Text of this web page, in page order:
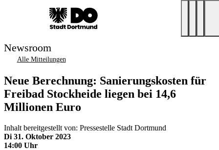
Newsroom
Alle Mitteilungen
Neue Berechnung: Sanierungskosten für
Freibad Stockheide liegen bei 14,6
Millionen Euro
Inhalt bereitgestellt von: Pressestelle Stadt Dortmund
Di 31. Oktober 2023
14:00 Uhr